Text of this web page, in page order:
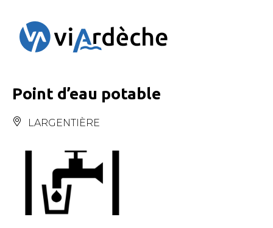
Point d’eau potable
LARGENTIÈRE